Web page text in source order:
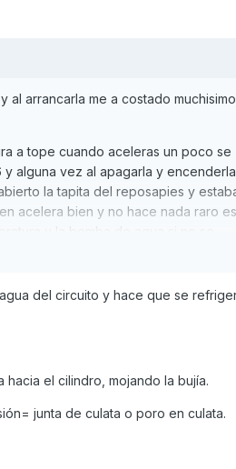
arrancarla me a costado
a tope cuando aceleras un poco se
alguna vez al apagarla y
la tapita del reposapies y
acelera bien y no hace nada raro
del circuito y hace que se
el cilindro, mojando la bujía.
junta de culata o poro en culata.